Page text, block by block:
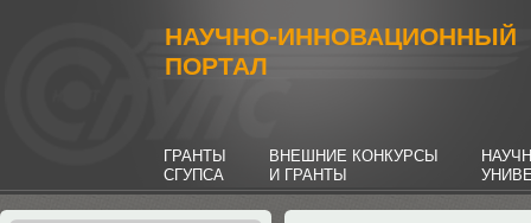
НАУЧНО-ИННОВАЦИОННЫЙ
ПОРТАЛ
ГРАНТЫ
СГУПСА
ВНЕШНИЕ КОНКУРСЫ
И ГРАНТЫ